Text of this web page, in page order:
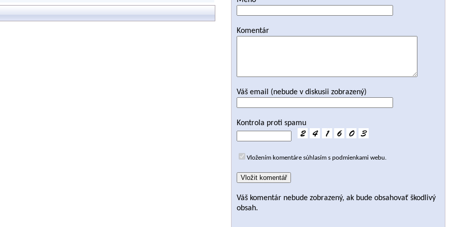
Komentár
Váš email (nebude v diskusii zobrazený)
Kontrola proti spamu
Vložením komentáre súhlasím s podmienkami webu.
Váš komentár nebude zobrazený, ak bude obsahovať škodlivý
obsah.